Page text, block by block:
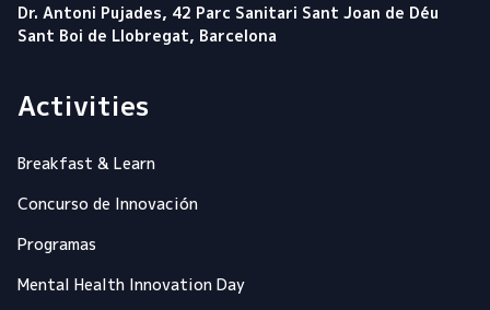
Dr. Antoni Pujades, 42 Parc Sanitari Sant Joan de Déu
Sant Boi de Llobregat, Barcelona
Activities
Breakfast & Learn
Concurso de Innovación
Programas
Mental Health Innovation Day